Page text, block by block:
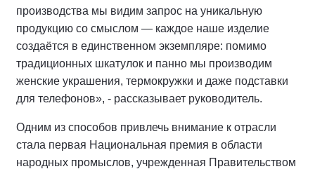
производства мы видим запрос на уникальную
продукцию со смыслом — каждое наше изделие
создаётся в единственном экземпляре: помимо
традиционных шкатулок и панно мы производим
женские украшения, термокружки и даже подставки
для телефонов», - рассказывает руководитель.
Одним из способов привлечь внимание к отрасли
стала первая Национальная премия в области
народных промыслов, учрежденная Правительством